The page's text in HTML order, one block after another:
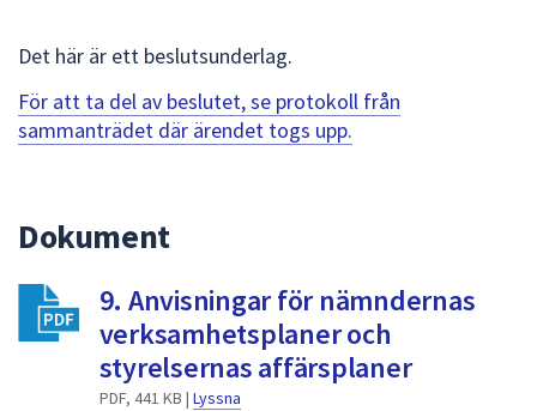
att
navigera
mellan
välja
något
av
Det här är ett beslutsunderlag.
För att ta del av beslutet, se protokoll från
sammanträdet där ärendet togs upp.
Dokument
9. Anvisningar för nämndernas
verksamhetsplaner och
styrelsernas affärsplaner
PDF, 441 KB | Lyssna